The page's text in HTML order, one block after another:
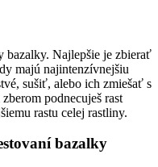
bazalky. Najlepšie je zbierať
majú najintenzívnejšiu
sušiť, alebo ich zmiešať s
podnecuješ rast
rastu celej rastliny.
bazalky